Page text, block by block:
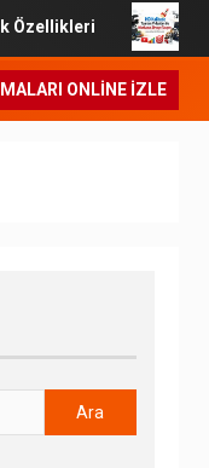
ONLINE IZLE